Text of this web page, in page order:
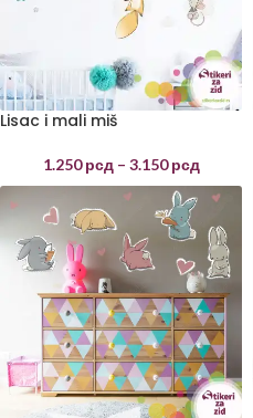
Lisac i mali miš
1.250рсд – 3.150рсд